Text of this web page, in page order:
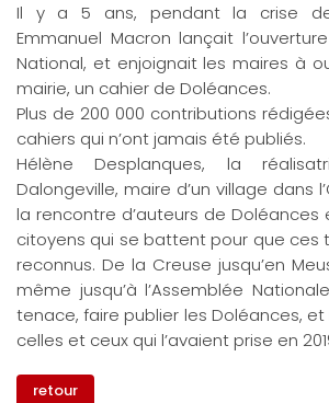
Il y a 5 ans, pendant la crise
Emmanuel Macron lançait
National, et enjoignait les maires à
mairie, un cahier de Doléances.
Plus de 200 000 contributions
cahiers qui n’ont jamais été publiés.
Hélène Desplanques, la
Dalongeville, maire d’un village dans
la rencontre d’auteurs de
citoyens qui se battent pour que ces
reconnus. De la Creuse jusqu’en
même jusqu’à l’Assemblée
tenace, faire publier les Doléances,
celles et ceux qui l’avaient prise en
retour